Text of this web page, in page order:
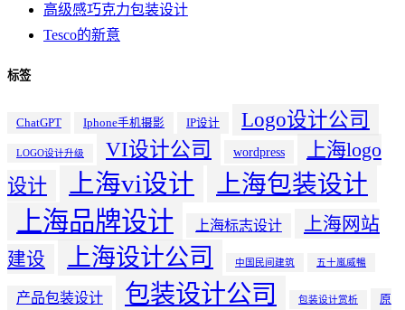
高级感巧克力包装设计
Tesco的新意
标签
ChatGPT Iphone手机摄影 IP设计 Logo设计公司
LOGO设计升级 VI设计公司 wordpress
上海logo
设计
上海vi设计 上海包装设计
上海品牌设计 上海标志设计
上海网站
建设
上海设计公司 中国民间建筑 五十嵐威暢
产品包装设计 包装设计公司 包装设计赏析 原